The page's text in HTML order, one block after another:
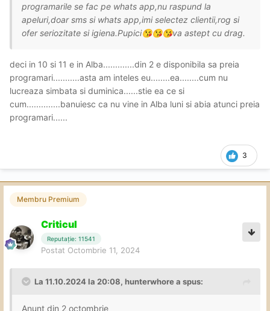
programarile se fac pe whats app,nu raspund la
apeluri,doar sms si whats app,imi selectez clientii,rog si
ofer seriozitate si igiena.Pupici😘😘😘va astept cu drag.
deci in 10 si 11 e in Alba.............din 2 e disponibila sa preia
programari...........asta am inteles eu........ea........cum nu
lucreaza simbata si duminica......stie ea ce si
cum..............banuiesc ca nu vine in Alba luni si abia atunci preia
programari......
3
Membru Premium
Criticul
Reputație: 11541
Postat Octombrie 11, 2024
La 11.10.2024 la 20:08, hunterwhorea spus:
Anunt din 2 octombrie